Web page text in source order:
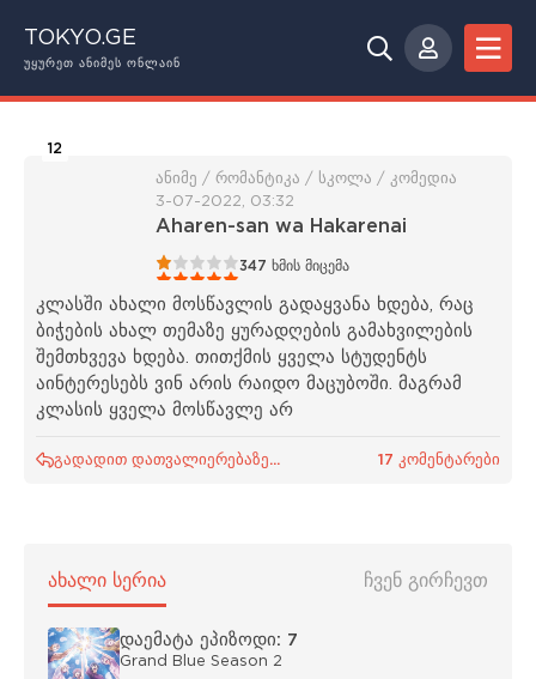
TOKYO.GE
ᲣᲧᲣᲠᲔᲗ ᲐᲜᲘᲛᲔᲡ ᲝᲜᲚᲐᲘᲜ
12
ანიმე / რომანტიკა / სკოლა / კომედია
3-07-2022, 03:32
Aharen-san wa Hakarenai
347 ხმის მიცემა
კლასში ახალი მოსწავლის გადაყვანა ხდება, რაც
ბიჭების ახალ თემაზე ყურადღების გამახვილების
შემთხვევა ხდება. თითქმის ყველა სტუდენტს
აინტერესებს ვინ არის რაიდო მაცუბოში. მაგრამ
კლასის ყველა მოსწავლე არ
გადადით დათვალიერებაზე... 17 კომენტარები
ᲐᲮᲐᲚᲘ ᲡᲔᲠᲘᲐ ᲩᲕᲔᲜ ᲒᲘᲠᲩᲔᲕᲗ
დაემატა ეპიზოდი: 7
Grand Blue Season 2